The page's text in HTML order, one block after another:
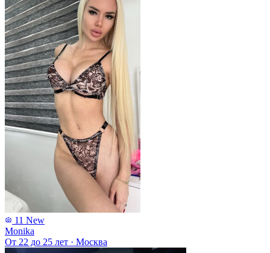
11 New
Monika
От 22 до 25 лет · Москва